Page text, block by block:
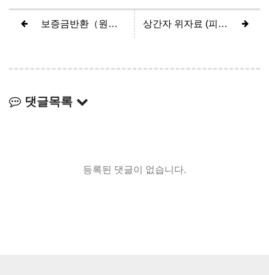
보증금반환（원고 전부승소） 상간자 위자료 (피고 1500만원 방어)
댓글목록
등록된 댓글이 없습니다.